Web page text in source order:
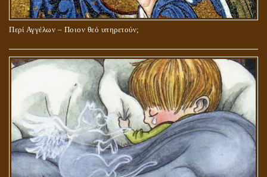
Περί Αγγέλων – Ποιον θεό υπηρετούν;